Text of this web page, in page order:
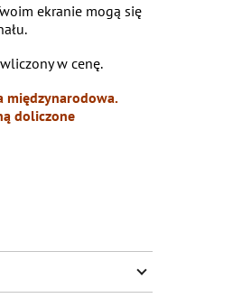
ekranie mogą się
w cenę.
międzynarodowa.
doliczone